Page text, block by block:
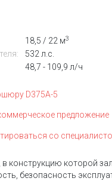
18,5 / 22 м3
532 л.с.
48,7 - 109,9 л/ч
D375A-5
предложение
со
конструкцию которой
безопасность